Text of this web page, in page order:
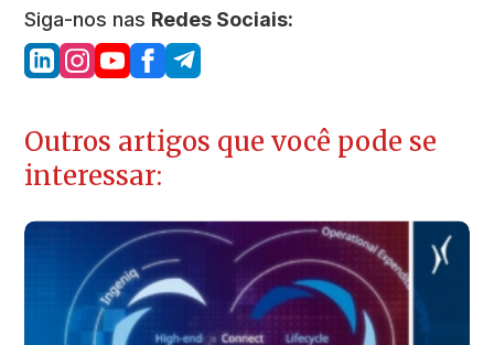
Siga-nos nas Redes Sociais:
Outros artigos que você pode se
interessar: